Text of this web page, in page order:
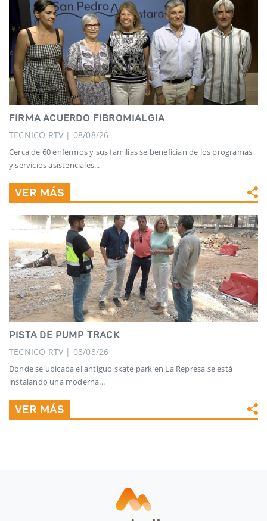
FIRMA ACUERDO FIBROMIALGIA
TECNICO RTV | 08/08/26
Cerca de 60 enfermos y sus familias se benefician de los programas
y servicios asistenciales...
VER MÁS
PISTA DE PUMP TRACK
TECNICO RTV | 08/08/26
Donde se ubicaba el antiguo skate park en La Represa se está
instalando una moderna...
VER MÁS